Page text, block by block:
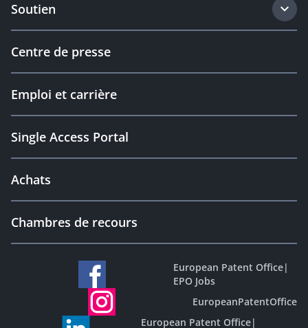
Soutien
Centre de presse
Emploi et carrière
Single Access Portal
Achats
Chambres de recours
European Patent Office|
EPO Jobs
EuropeanPatentOffice
European Patent Office|